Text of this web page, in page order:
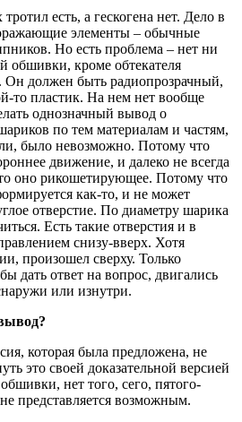
есть, а гескогена нет. Дело в
элементы – обычные
Но есть проблема – нет ни
обшивки, кроме обтекателя
Он должен быть радиопрозрачный,
то пластик. На нем нет вообще
однозначный вывод о
по тем материалам и частям,
было невозможно. Потому что
движение, и далеко не всегда
оно рикошетирующее. Потому что
как-то, и не может
отверстие. По диаметру шарика
Есть такие отверстия и в
снизу-вверх. Хотя
произошел сверху. Только
дать ответ на вопрос, двигались
или изнутри.
которая была предложена, не
это своей доказательной версией
нет того, сего, пятого-
представляется возможным.